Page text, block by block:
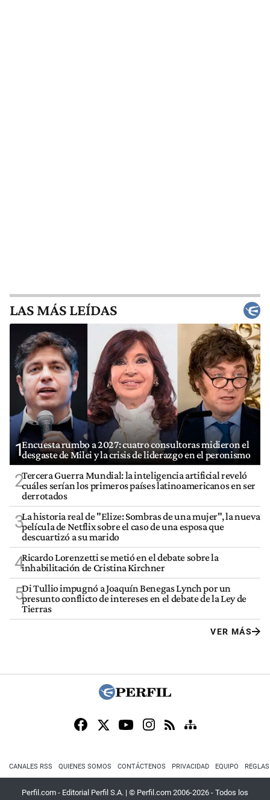
LAS MÁS LEÍDAS
1Encuesta rumbo a 2027: cuatro consultoras midieron el
desgaste de Milei y la crisis de liderazgo en el peronismo
2Tercera Guerra Mundial: la inteligencia artificial reveló
cuáles serían los primeros países latinoamericanos en ser
derrotados
3La historia real de "Elize: Sombras de una mujer", la nueva
película de Netflix sobre el caso de una esposa que
descuartizó a su marido
4Ricardo Lorenzetti se metió en el debate sobre la
inhabilitación de Cristina Kirchner
5Di Tullio impugnó a Joaquín Benegas Lynch por un
presunto conflicto de intereses en el debate de la Ley de
Tierras
VER MÁS
CANALES RSS QUIENES SOMOS CONTÁCTENOS PRIVACIDAD EQUIPO
Perfil.com - Editorial Perfil S.A. | © Perfil.com 2006-2026 - Todos los